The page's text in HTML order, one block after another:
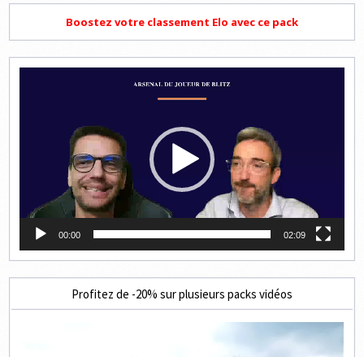
Boostez votre classement Elo avec ce pack
00:00 02:09
Profitez de -20% sur plusieurs packs vidéos